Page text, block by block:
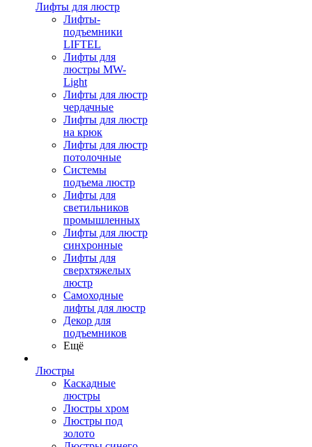
Лифты для люстр
Лифты-
подъемники
LIFTEL
Лифты для
люстры MW-
Light
Лифты для люстр
чердачные
Лифты для люстр
на крюк
Лифты для люстр
потолочные
Системы
подъема люстр
Лифты для
светильников
промышленных
Лифты для люстр
синхронные
Лифты для
сверхтяжелых
люстр
Самоходные
лифты для люстр
Декор для
подъемников
Ещё
Люстры
Каскадные
люстры
Люстры хром
Люстры под
золото